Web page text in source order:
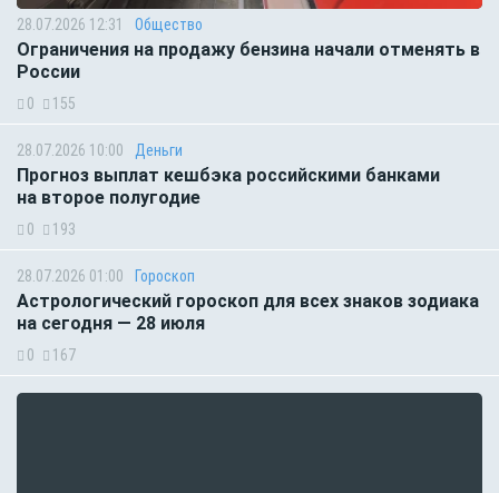
28.07.2026 12:31 Общество
Ограничения на продажу бензина начали отменять в
России
0 155
28.07.2026 10:00 Деньги
Прогноз выплат кешбэка российскими банками
на второе полугодие
0 193
28.07.2026 01:00 Гороскоп
Астрологический гороскоп для всех знаков зодиака
на сегодня — 28 июля
0 167